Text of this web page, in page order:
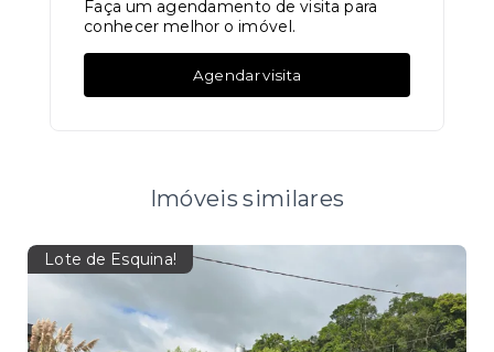
Faça um agendamento de visita para
conhecer melhor o imóvel.
Agendar visita
Imóveis similares
Lote de Esquina!